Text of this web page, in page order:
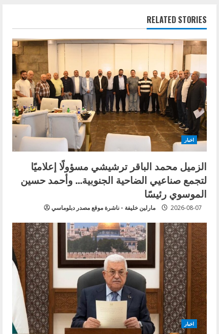
e
R
e
a
d
i
n
g
RELATED STORIES
اخبار
الزميل محمد الباقر ترشيشي مسؤولًا إعلاميًا
لتجمع صناعيي الضاحية الجنوبية… وأحمد حسين
الموسوي رئيسًا
مارلين خليفة - ناشرة موقع مصدر دبلوماسي 2026-08-07
اخبار